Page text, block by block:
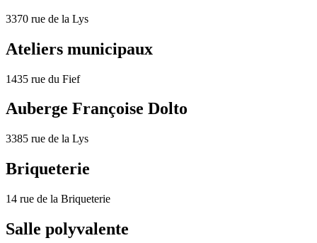
3370 rue de la Lys
Ateliers municipaux
1435 rue du Fief
Auberge Françoise Dolto
3385 rue de la Lys
Briqueterie
14 rue de la Briqueterie
Salle polyvalente